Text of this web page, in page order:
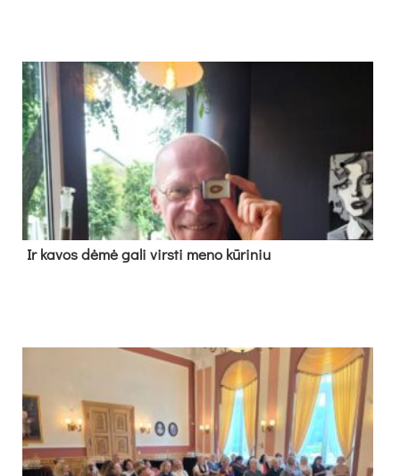
Ir ka­vos dė­mė ga­li virs­ti me­no kū­ri­niu